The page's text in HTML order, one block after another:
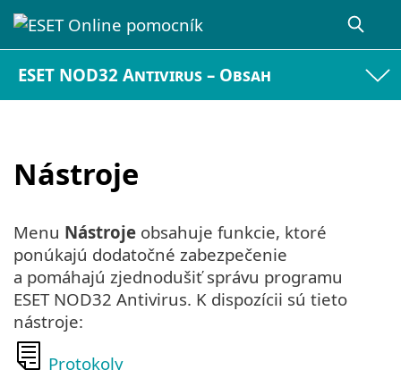
ESET NOD32 Antivirus – Obsah
Nástroje
Menu Nástroje obsahuje funkcie, ktoré
ponúkajú dodatočné zabezpečenie
a pomáhajú zjednodušiť správu programu
ESET NOD32 Antivirus. K dispozícii sú tieto
nástroje:
Protokoly